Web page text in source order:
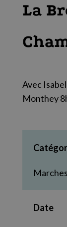
La
Avec
Monthey
Date